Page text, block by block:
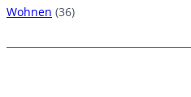
Wohnen (36)